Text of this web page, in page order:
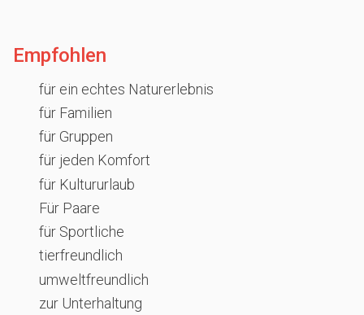
Empfohlen
für ein echtes Naturerlebnis
für Familien
für Gruppen
für jeden Komfort
für Kultururlaub
Für Paare
für Sportliche
tierfreundlich
umweltfreundlich
zur Unterhaltung